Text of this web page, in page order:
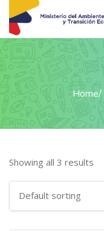
Home
Showing all 3 results